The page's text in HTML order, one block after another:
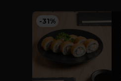
-31%